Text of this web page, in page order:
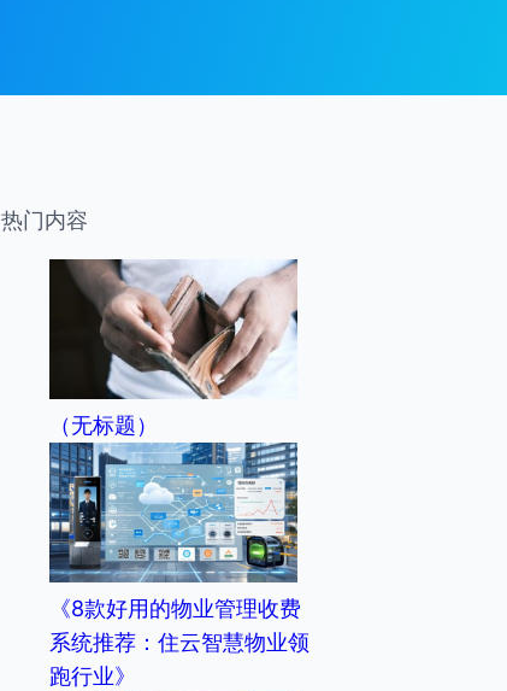
热门内容
（无标题）
《8款好用的物业管理收费
系统推荐：住云智慧物业领
跑行业》